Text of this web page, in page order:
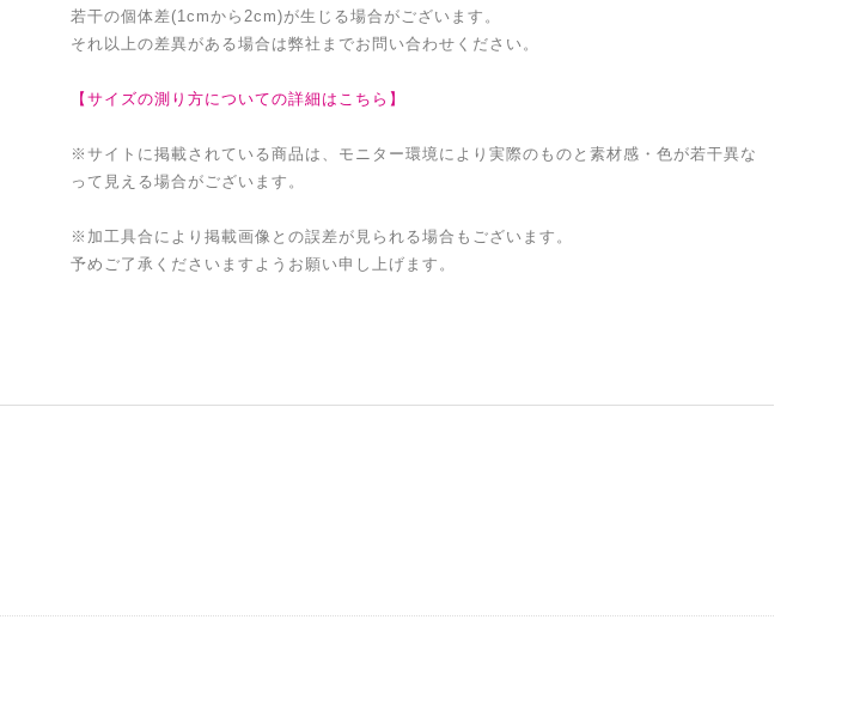
若干の個体差(1cmから2cm)が生じる場合がございます。
それ以上の差異がある場合は弊社までお問い合わせください。
【サイズの測り方についての詳細はこちら】
※サイトに掲載されている商品は、モニター環境により実際のものと素材感・色が若干異な
って見える場合がございます。
※加工具合により掲載画像との誤差が見られる場合もございます。
予めご了承くださいますようお願い申し上げます。